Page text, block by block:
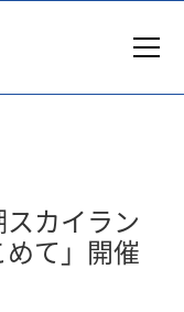
スカイラン
て」開催